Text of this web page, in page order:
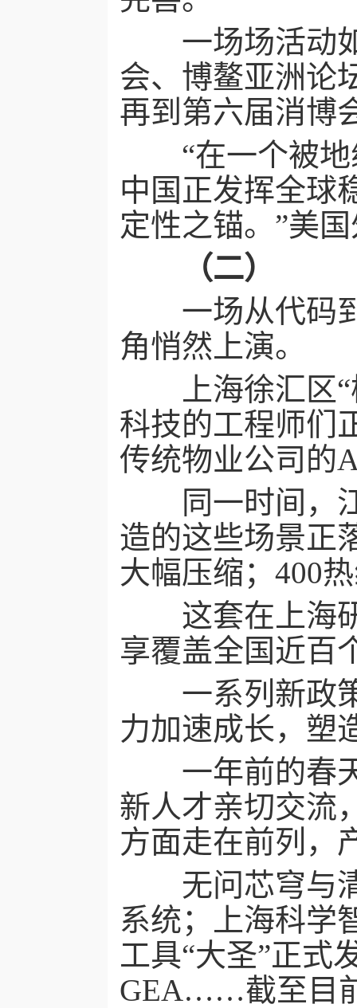
一场场活动如
会、博鳌亚洲论
再到第六届消博
“在一个被地
中国正发挥全球
定性之锚。”美
（二）
一场从代码到
角悄然上演。
上海徐汇区“
科技的工程师们
传统物业公司的
同一时间，江
造的这些场景正
大幅压缩；400
这套在上海研
享覆盖全国近百
一系列新政策
力加速成长，塑
一年前的春天
新人才亲切交流
方面走在前列，
无问芯穹与清
系统；上海科学
工具“大圣”正式
GEA……截至目